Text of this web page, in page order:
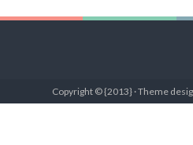
Copyright © {2013} · Theme